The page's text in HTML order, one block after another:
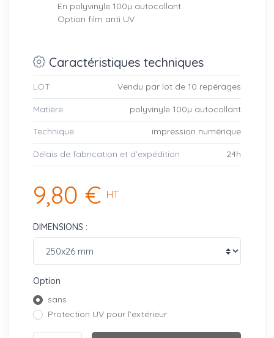
En polyvinyle 100µ autocollant
Option film anti UV
Caractéristiques techniques
LOT Vendu par lot de 10 repérages
Matière polyvinyle 100µ autocollant
Technique impression numérique
Délais de fabrication et d’expédition 24h
9,80 € HT
DIMENSIONS :
Option
sans
Protection UV pour l'extérieur